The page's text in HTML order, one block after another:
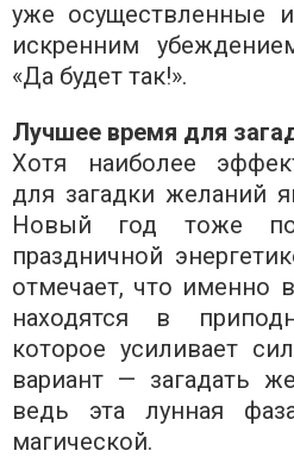
уже осуществленные
искренним
«Да будет так!».
Лучшее время для
Хотя наиболее
для загадки желаний
Новый год тоже
праздничной
отмечает, что именно
находятся в
которое усиливает
вариант — загадать
ведь эта лунная
магической.